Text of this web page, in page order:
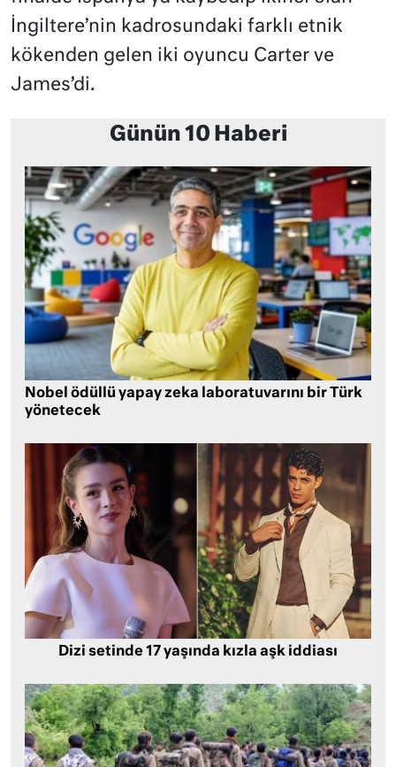
İngiltere’nin kadrosundaki farklı etnik
kökenden gelen iki oyuncu Carter ve
James’di.
Günün 10 Haberi
Nobel ödüllü yapay zeka laboratuvarını bir Türk
yönetecek
Dizi setinde 17 yaşında kızla aşk iddiası